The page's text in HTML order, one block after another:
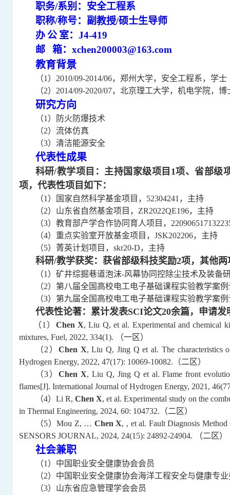
职务/系别： 安全工程系
职称/称号： 副教授/硕士生导师
办 公 室： J4-419
邮
箱： xchen200003@163.com
教育背景
（1 ） 2010/09-2014/06， 郑州大学，安全工程系，学士
（2） 2014/09-2020/07，北京理工大学， 机电学院，博
研究方向
（1 ）
防火防爆技术
（2）流体仿真
（3）清洁能源安全
代表性成果
科研/教学项目：主持国家级项目 1项、省部级
项，代表性项目如下：
（1 ）国家自然科学基金项目 ， 52304241 ， 主持
（2） 山东省自然基金项目， ZR2022QE196，主持
（3）教育部产学合作协同育人项目，
（4）重点实验室开放基金项目， JSK202206， 主持
（5）菁英计划项目， skr20-D， 主持
科研/教学获奖：获省部级科技奖励2项，其他两
（1 ）矿井综掘巷道泡沫-风幕协同控除尘技术及装备
（2）第八届全国高校电工电子基础课程实验教学案
（3） 第九届全国高校电工电子基础课程实验教学案
代表性论著：累计发表SCI论文20余篇，申请发
（1 ） Chen X, Liu Q, et al. Experimental and chemical
mixtures, Fuel, 2022, 334(1).
（一区）
（2 ） Chen X, Liu Q, Jing Q et al. The characteristics
Hydrogen Energy, 2022, 47(17): 10069-10082. （二区）
（3）Chen X, Liu Q, Jing Q et al. Flame front
flames[J]. International Journal of Hydrogen Energy, 2021,
（4） Li R, Chen X, et al. Experimental study on the
in Thermal Engineering, 2024, 60: 104732. （二区）
（5）Mou Z, … Chen X, , et al. Fault Diagnosis
SENSORS JOURNAL, 2024, 24(15): 24892-24904. （二区）
社会兼职
（1 ）中国职业安全健康协会会员
（2）中国职业安全健康协会海洋工程安全与健康专
（3）山东省应急管理学会会员